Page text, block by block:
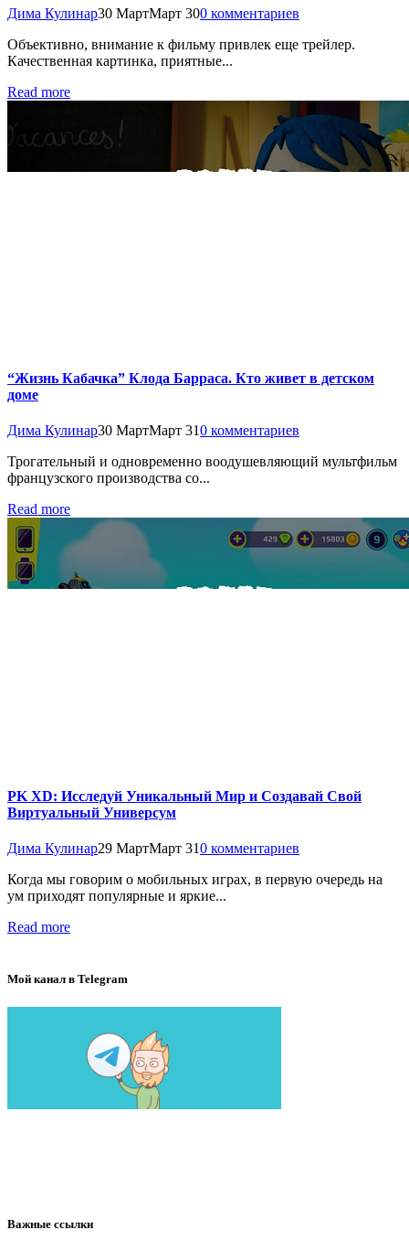
Дима Кулинар30 МартМарт 300 комментариев
Объективно, внимание к фильму привлек еще трейлер.
Качественная картинка, приятные...
Read more
“Жизнь Кабачка” Клода Барраса. Кто живет в детском
доме
Дима Кулинар30 МартМарт 310 комментариев
Трогательный и одновременно воодушевляющий мультфильм
французского производства со...
Read more
PK XD: Исследуй Уникальный Мир и Создавай Свой
Виртуальный Универсум
Дима Кулинар29 МартМарт 310 комментариев
Когда мы говорим о мобильных играх, в первую очередь на
ум приходят популярные и яркие...
Read more
Мой канал в Telegram
Важные ссылки